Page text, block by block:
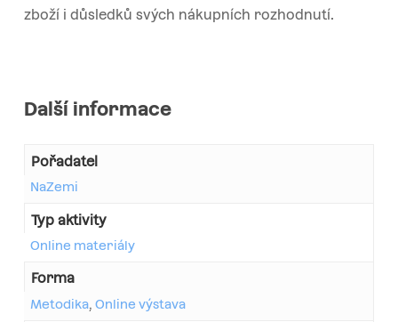
zboží i důsledků svých nákupních rozhodnutí.
Další informace
Pořadatel
NaZemi
Typ aktivity
Online materiály
Forma
Metodika, Online výstava